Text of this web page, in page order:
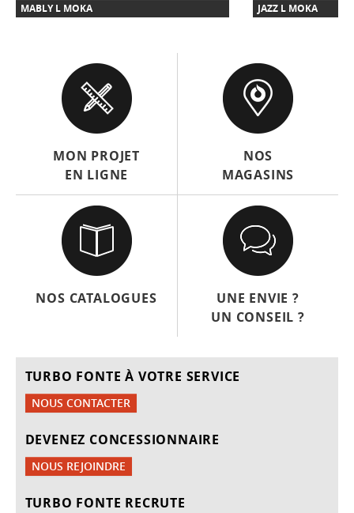
MABLY L MOKA JAZZ L MOKA
MON PROJET
EN LIGNE
NOS
MAGASINS
NOS CATALOGUES
UNE ENVIE ?
UN CONSEIL ?
TURBO FONTE À VOTRE SERVICE
NOUS CONTACTER
DEVENEZ CONCESSIONNAIRE
NOUS REJOINDRE
TURBO FONTE RECRUTE